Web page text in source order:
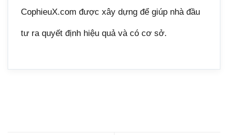
CophieuX.com được xây dựng để giúp nhà đầu
tư ra quyết định hiệu quả và có cơ sở.